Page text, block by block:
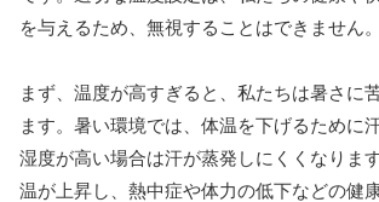
を与えるため、無視することはできません。
まず、温度が高すぎると、私たちは暑さに
ます。暑い環境では、体温を下げるために
湿度が高い場合は汗が蒸発しにくくなりま
温が上昇し、熱中症や体力の低下などの健